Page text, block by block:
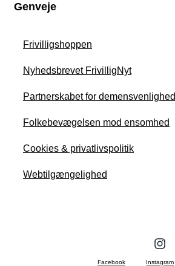
Genveje
Frivilligshoppen
Nyhedsbrevet FrivilligNyt
Partnerskabet for demensvenlighed
Folkebevægelsen mod ensomhed
Cookies & privatlivspolitik
Webtilgængelighed
Facebook Instagram